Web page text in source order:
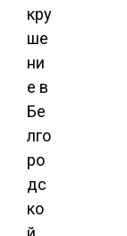
кру
ше
ни
е в
Бе
лго
ро
дс
ко